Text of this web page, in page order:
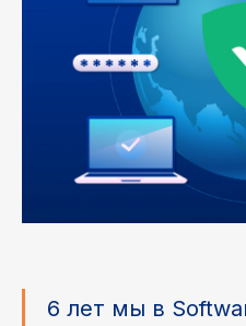
6 лет мы в